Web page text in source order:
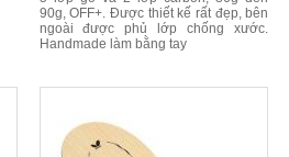
90g, OFF+. Được thiết kế rất đẹp, bên
ngoài được phủ lớp chống xước.
Handmade làm bằng tay